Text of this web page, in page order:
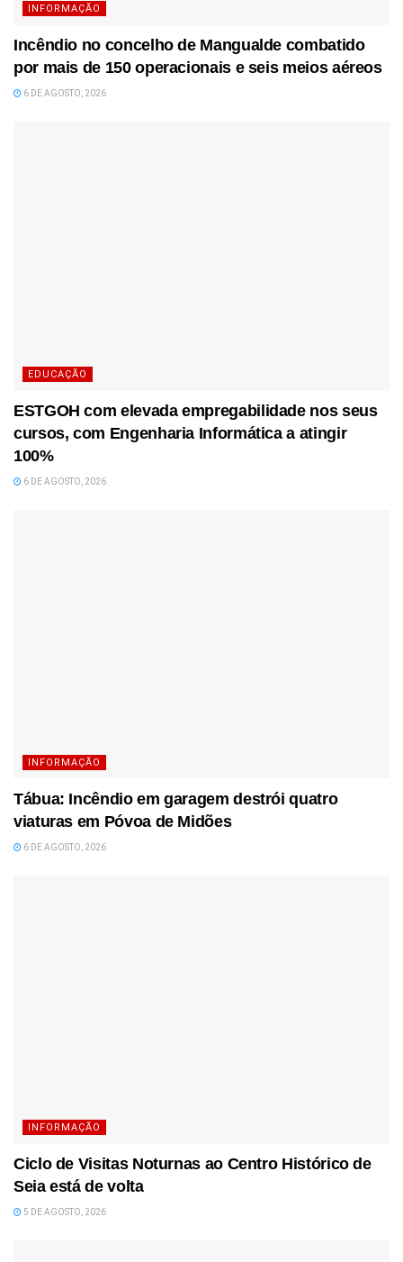
INFORMAÇÃO
Incêndio no concelho de Mangualde combatido
por mais de 150 operacionais e seis meios aéreos
6 DE AGOSTO, 2026
EDUCAÇÃO
ESTGOH com elevada empregabilidade nos seus
cursos, com Engenharia Informática a atingir
100%
6 DE AGOSTO, 2026
INFORMAÇÃO
Tábua: Incêndio em garagem destrói quatro
viaturas em Póvoa de Midões
6 DE AGOSTO, 2026
INFORMAÇÃO
Ciclo de Visitas Noturnas ao Centro Histórico de
Seia está de volta
5 DE AGOSTO, 2026